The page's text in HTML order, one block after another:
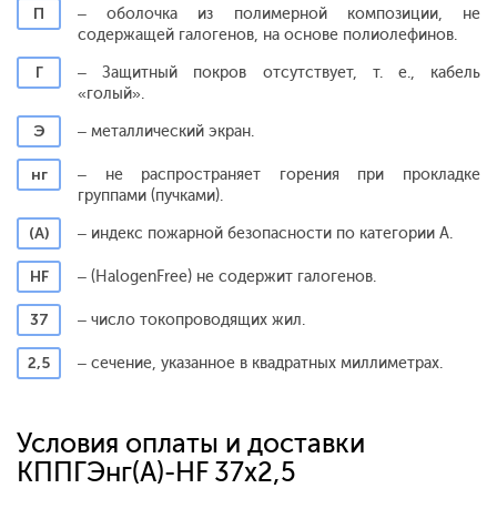
П
– оболочка из полимерной композиции, не
содержащей галогенов, на основе полиолефинов.
Г
– Защитный покров отсутствует, т. е., кабель
«голый».
Э
– металлический экран.
нг
– не распространяет горения при прокладке
группами (пучками).
(А)
– индекс пожарной безопасности по категории А.
HF – (HalogenFree) не содержит галогенов.
37 – число токопроводящих жил.
2,5 – сечение, указанное в квадратных миллиметрах.
Условия оплаты и доставки
КППГЭнг(А)-HF 37х2,5